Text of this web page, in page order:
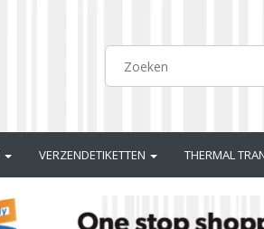
VERZENDETIKETTEN THERMAL